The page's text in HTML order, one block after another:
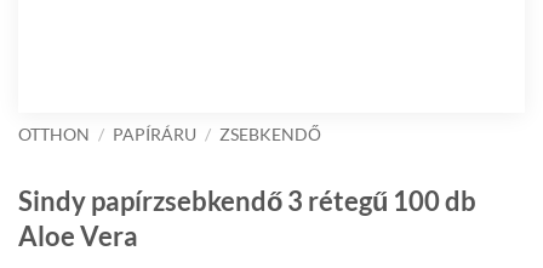
OTTHON / PAPÍRÁRU / ZSEBKENDŐ
Sindy papírzsebkendő 3 rétegű 100 db
Aloe Vera